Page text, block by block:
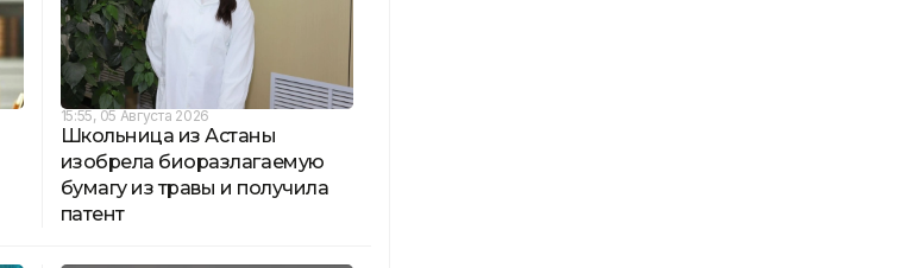
15:55, 05 Августа 2026
Школьница из Астаны
изобрела биоразлагаемую
бумагу из травы и получила
патент